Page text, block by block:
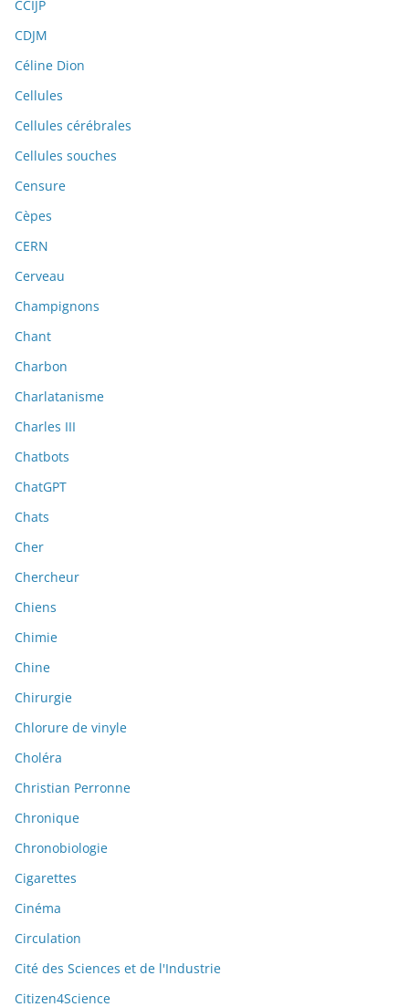
CCIJP
CDJM
Céline Dion
Cellules
Cellules cérébrales
Cellules souches
Censure
Cèpes
CERN
Cerveau
Champignons
Chant
Charbon
Charlatanisme
Charles III
Chatbots
ChatGPT
Chats
Cher
Chercheur
Chiens
Chimie
Chine
Chirurgie
Chlorure de vinyle
Choléra
Christian Perronne
Chronique
Chronobiologie
Cigarettes
Cinéma
Circulation
Cité des Sciences et de l'Industrie
Citizen4Science